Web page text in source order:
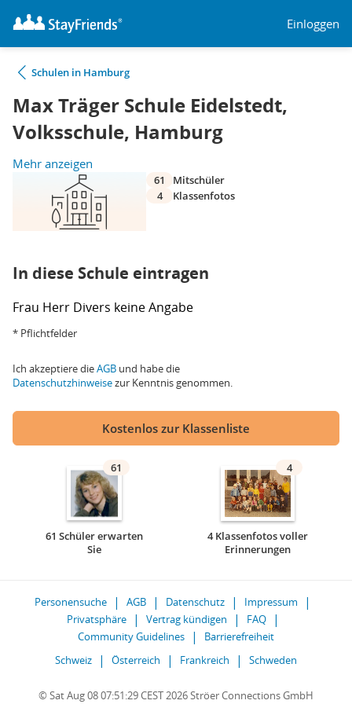
Einloggen
Schulen in Hamburg
Max Träger Schule Eidelstedt,
Volksschule, Hamburg
Mehr anzeigen
61
Mitschüler
4
Klassenfotos
In diese Schule eintragen
Frau Herr Divers keine Angabe
* Pflichtfelder
Ich akzeptiere dieAGB und habe die
Datenschutzhinweisezur Kenntnis genommen.
Kostenlos zur Klassenliste
61
61 Schüler erwarten
Sie
4
4 Klassenfotos voller
Erinnerungen
Personensuche AGB Datenschutz
Impressum
Privatsphäre
Vertrag kündigen
FAQ
Community Guidelines
Barrierefreiheit
Schweiz
Österreich Frankreich Schweden
© Sat Aug 08 07:51:29 CEST 2026 Ströer Connections GmbH